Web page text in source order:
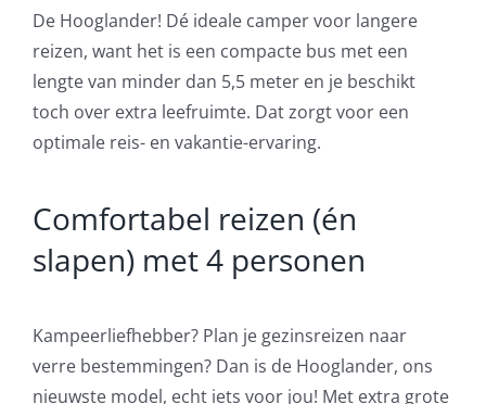
De Hooglander! Dé ideale camper voor langere
reizen, want het is een compacte bus met een
lengte van minder dan 5,5 meter en je beschikt
toch over extra leefruimte. Dat zorgt voor een
optimale reis- en vakantie-ervaring.
Comfortabel reizen (én
slapen) met 4 personen
Kampeerliefhebber? Plan je gezinsreizen naar
verre bestemmingen? Dan is de Hooglander, ons
nieuwste model, echt iets voor jou! Met extra grote